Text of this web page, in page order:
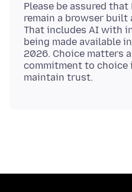
Please be assured
remain a browser built
That includes AI with
being made available
2026. Choice matters
commitment to choice